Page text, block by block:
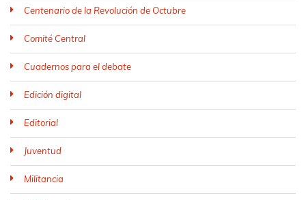
Centenario de la Revolución de Octubre
Comité Central
Cuadernos para el debate
Edición digital
Editorial
Juventud
Militancia